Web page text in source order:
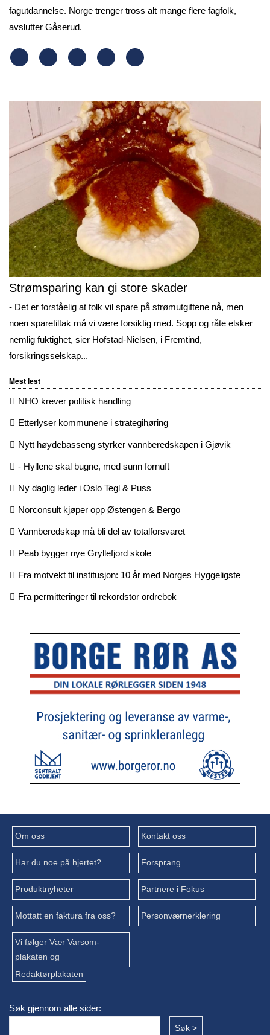
fagutdannelse. Norge trenger tross alt mange flere fagfolk,
avslutter Gåserud.
Strømsparing kan gi store skader
- Det er forståelig at folk vil spare på strømutgiftene nå, men
noen sparetiltak må vi være forsiktig med. Sopp og råte elsker
nemlig fuktighet, sier Hofstad-Nielsen, i Fremtind,
forsikringsselskap...
Mest lest
NHO krever politisk handling
Etterlyser kommunene i strategihøring
Nytt høydebasseng styrker vannberedskapen i Gjøvik
- Hyllene skal bugne, med sunn fornuft
Ny daglig leder i Oslo Tegl & Puss
Norconsult kjøper opp Østengen & Bergo
Vannberedskap må bli del av totalforsvaret
Peab bygger nye Gryllefjord skole
Fra motvekt til institusjon: 10 år med Norges Hyggeligste
Fra permitteringer til rekordstor ordrebok
Om oss Kontakt oss
Har du noe på hjertet? Forsprang
Produktnyheter Partnere i Fokus
Mottatt en faktura fra oss? Personværnerklering
Vi følger Vær Varsom-
plakaten og
Redaktørplakaten
Søk gjennom alle sider: